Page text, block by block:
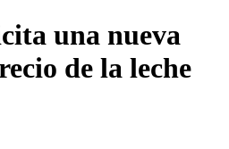
una nueva
de la leche